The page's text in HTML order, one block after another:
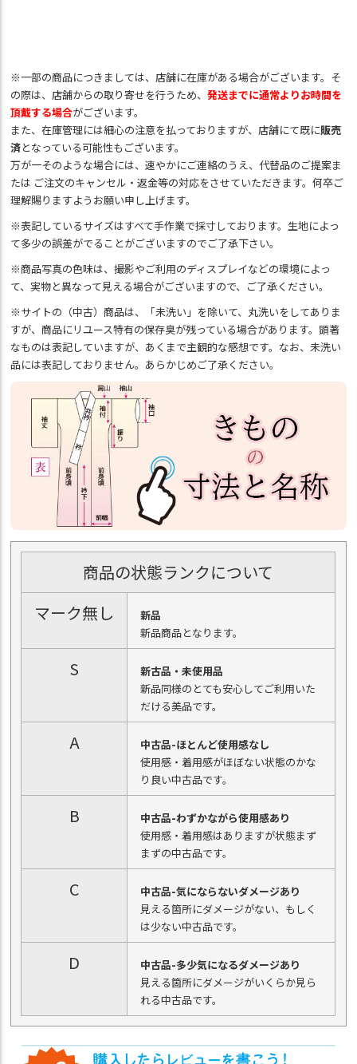
※一部の商品につきましては、店舗に在庫がある場合がございます。そ
の際は、店舗からの取り寄せを行うため、発送までに通常よりお時間を
頂戴する場合がございます。
また、在庫管理には細心の注意を払っておりますが、店舗にて既に販売
済となっている可能性もございます。
万が一そのような場合には、速やかにご連絡のうえ、代替品のご提案ま
たは ご注文のキャンセル・返金等の対応をさせていただきます。何卒ご
理解賜りますようお願い申し上げます。
※表記しているサイズはすべて手作業で採寸しております。生地によっ
て多少の誤差がでることがございますのでご了承下さい。
※商品写真の色味は、撮影やご利用のディスプレイなどの環境によっ
て、実物と異なって見える場合がございますので、ご了承ください。
※サイトの（中古）商品は、「未洗い」を除いて、丸洗いをしてありま
すが、商品にリユース特有の保存臭が残っている場合があります。顕著
なものは表記していますが、あくまで主観的な感想です。なお、未洗い
品には表記しておりません。あらかじめご了承ください。
商品の状態ランクについて
マーク無し
新品
新品商品となります。
S
新古品・未使用品
新品同様のとても安心してご利用いた
だける美品です。
A
中古品-ほとんど使用感なし
使用感・着用感がほぼない状態のかな
り良い中古品です。
B
中古品-わずかながら使用感あり
使用感・着用感はありますが状態まず
まずの中古品です。
C
中古品-気にならないダメージあり
見える箇所にダメージがない、もしく
は少ない中古品です。
D
中古品-多少気になるダメージあり
見える箇所にダメージがいくらか見ら
れる中古品です。